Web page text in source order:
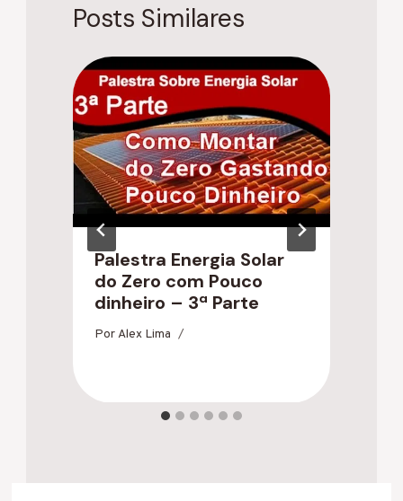
Posts Similares
Palestra Energia Solar
do Zero com Pouco
dinheiro – 3ª Parte
Por Alex Lima